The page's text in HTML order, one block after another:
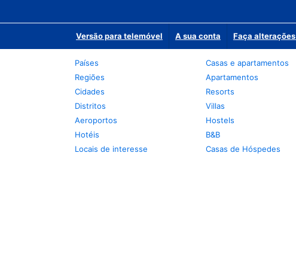
Versão para telemóvel A sua conta Faça
Países
Regiões
Cidades
Distritos
Aeroportos
Hotéis
Locais de interesse
Casas e apartamentos
Apartamentos
Resorts
Villas
Hostels
B&B
Casas de Hóspedes